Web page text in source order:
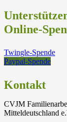
Online-
Twingle-Spende
Paypal-Spende
Kontakt
CVJM
Mitteldeutschland